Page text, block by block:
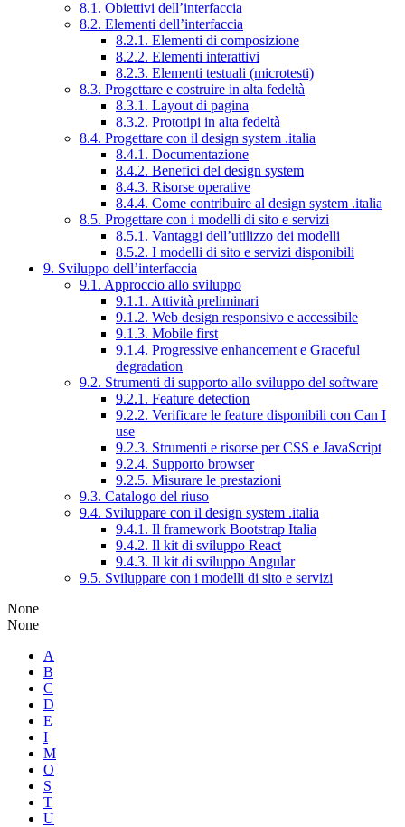
8.1. Obiettivi dell’interfaccia
8.2. Elementi dell’interfaccia
8.2.1. Elementi di composizione
8.2.2. Elementi interattivi
8.2.3. Elementi testuali (microtesti)
8.3. Progettare e costruire in alta fedeltà
8.3.1. Layout di pagina
8.3.2. Prototipi in alta fedeltà
8.4. Progettare con il design system .italia
8.4.1. Documentazione
8.4.2. Benefici del design system
8.4.3. Risorse operative
8.4.4. Come contribuire al design system .italia
8.5. Progettare con i modelli di sito e servizi
8.5.1. Vantaggi dell’utilizzo dei modelli
8.5.2. I modelli di sito e servizi disponibili
9. Sviluppo dell’interfaccia
9.1. Approccio allo sviluppo
9.1.1. Attività preliminari
9.1.2. Web design responsivo e accessibile
9.1.3. Mobile first
9.1.4. Progressive enhancement e Graceful
degradation
9.2. Strumenti di supporto allo sviluppo del software
9.2.1. Feature detection
9.2.2. Verificare le feature disponibili con Can I
use
9.2.3. Strumenti e risorse per CSS e JavaScript
9.2.4. Supporto browser
9.2.5. Misurare le prestazioni
9.3. Catalogo del riuso
9.4. Sviluppare con il design system .italia
9.4.1. Il framework Bootstrap Italia
9.4.2. Il kit di sviluppo React
9.4.3. Il kit di sviluppo Angular
9.5. Sviluppare con i modelli di sito e servizi
None
None
A
B
C
D
E
I
M
O
S
T
U